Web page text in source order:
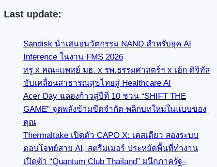
Last update:
Sandisk นำเสนอนวัตกรรม NAND สำหรับยุค AI
Inference ในงาน FMS 2026
ทรู x คณะแพทย์ มธ. x รพ.ธรรมศาสตร์ฯ x เอ้ก ดิจิทัล
ขับเคลื่อนสาธารณสุขไทยสู่ Healthcare AI
Acer Day ฉลองก้าวสู่ปีที่ 10 ชวน “SHIFT THE
GAME” จุดพลังข้ามขีดจำกัด พลิกบทใหม่ในแบบของ
คุณ
Thermaltake เปิดตัว CAPO X: เคสเดียว สองระบบ
ตอบโจทย์สาย AI, สตรีมเมอร์ ประหยัดพื้นที่ทำงาน
เปิดตัว “Quantum Club Thailand” ผนึกภาครัฐ–